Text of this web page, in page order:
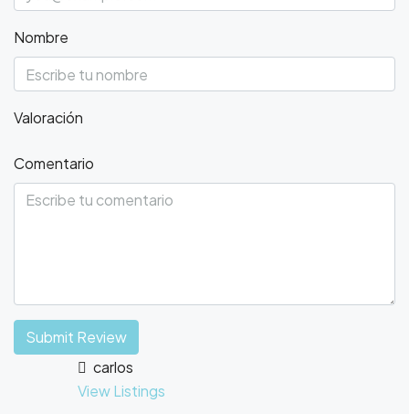
Nombre
Valoración
Comentario
Submit Review
carlos
View Listings